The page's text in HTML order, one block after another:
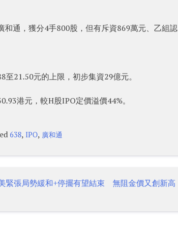
通，獲分4手800股，但有斥資869萬元、乙組認
21.50元的上限，初步集資29億元。
港元，較H股IPO定價溢價44%。
638, IPO, 廣和通
緊張局勢緩和+停擺有望結束 無阻金價又創新高